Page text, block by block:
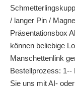
/ langer Pin /
Präsentationsbox
können beliebige
Manschettenlink
Bestellprozess: 1--
Sie uns mit AI-